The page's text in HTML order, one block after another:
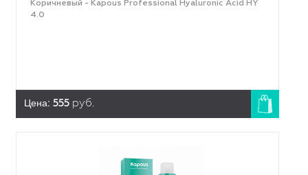
Коричневый - Kapous Professional Hyaluronic Acid HY
4.0
Цена: 555 руб.